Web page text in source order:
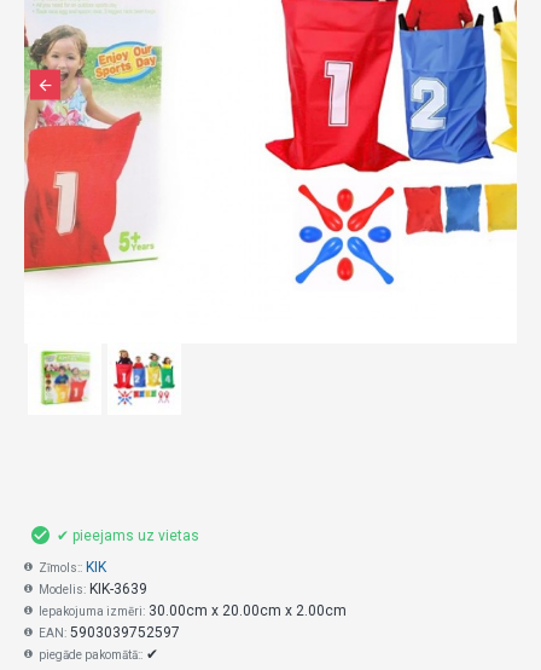
✔ pieejams uz vietas
Zīmols:: KIK
Modelis: KIK-3639
Iepakojuma izmēri: 30.00cm x 20.00cm x 2.00cm
EAN: 5903039752597
piegāde pakomātā:: ✔